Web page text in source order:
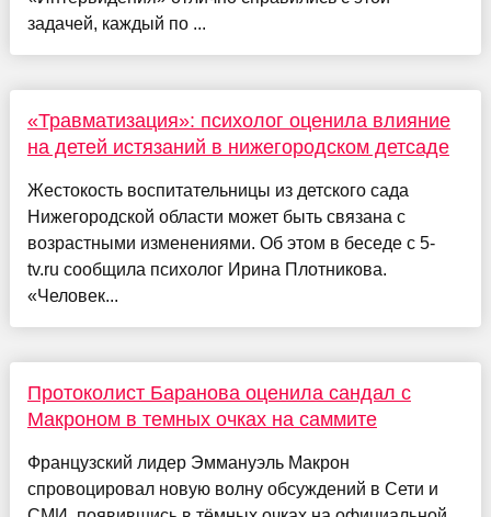
задачей, каждый по ...
«Травматизация»: психолог оценила влияние
на детей истязаний в нижегородском детсаде
Жестокость воспитательницы из детского сада
Нижегородской области может быть связана с
возрастными изменениями. Об этом в беседе с 5-
tv.ru сообщила психолог Ирина Плотникова.
«Человек...
Протоколист Баранова оценила сандал с
Макроном в темных очках на саммите
Французский лидер Эммануэль Макрон
спровоцировал новую волну обсуждений в Сети и